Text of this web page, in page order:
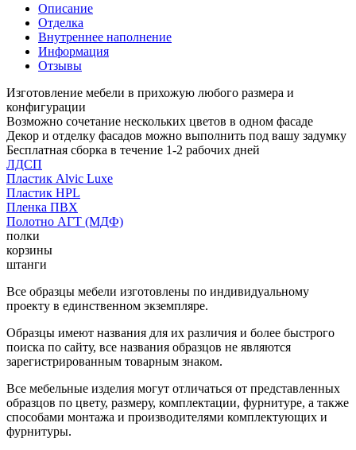
Описание
Отделка
Внутреннее наполнение
Информация
Отзывы
Изготовление мебели в прихожую любого размера и
конфигурации
Возможно сочетание нескольких цветов в одном фасаде
Декор и отделку фасадов можно выполнить под вашу задумку
Бесплатная сборка в течение 1-2 рабочих дней
ЛДСП
Пластик Alvic Luxe
Пластик HPL
Пленка ПВХ
Полотно АГТ (МДФ)
полки
корзины
штанги
Все образцы мебели изготовлены по индивидуальному
проекту в единственном экземпляре.
Образцы имеют названия для их различия и более быстрого
поиска по сайту, все названия образцов не являются
зарегистрированным товарным знаком.
Все мебельные изделия могут отличаться от представленных
образцов по цвету, размеру, комплектации, фурнитуре, а также
способами монтажа и производителями комплектующих и
фурнитуры.